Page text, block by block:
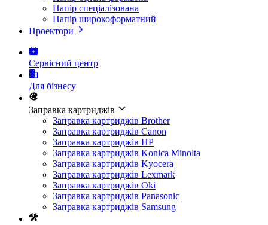
Папір спеціалізована
Папір широкоформатний
Проектори
Сервісний центр
Для бізнесу
Заправка картриджів
Заправка картриджів Brother
Заправка картриджів Canon
Заправка картриджів HP
Заправка картриджів Konica Minolta
Заправка картриджів Kyocera
Заправка картриджів Lexmark
Заправка картриджів Oki
Заправка картриджів Panasonic
Заправка картриджів Samsung